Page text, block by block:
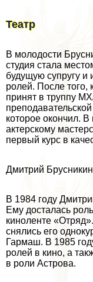
Театр
В молодости
студия стала
будущую супругу и
ролей. После того,
принят в труппу
которое окончил.
актерскому
первый курс в
Дмитрий
В 1984 году
Ему досталась
киноленте
снялись его
Гармаш. В 1985
ролей в кино, а
в роли Астрова.